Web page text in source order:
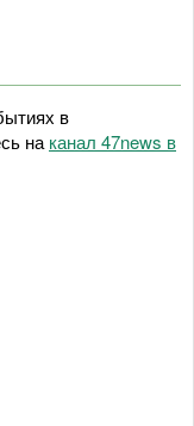
в
на канал 47news в